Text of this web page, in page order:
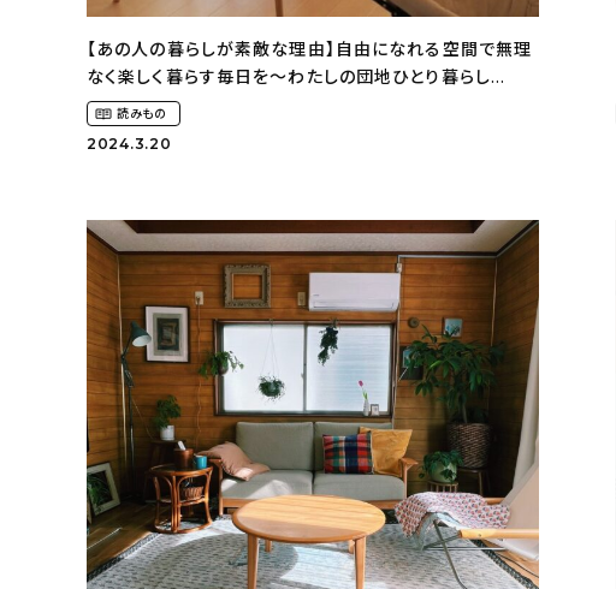
【あの人の暮らしが素敵な理由】自由になれる空間で無理
なく楽しく暮らす毎日を〜わたしの団地ひとり暮らし
（peco_danchiさん）
読みもの
2024.3.20